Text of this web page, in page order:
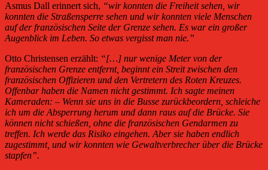
Asmus Dall erinnert sich, “wir konnten die Freiheit sehen, wir
konnten die Straßensperre sehen und wir konnten viele Menschen
auf der französischen Seite der Grenze sehen. Es war ein großer
Augenblick im Leben. So etwas vergisst man nie.”
Otto Christensen erzählt: “[…] nur wenige Meter von der
französischen Grenze entfernt, beginnt ein Streit zwischen den
französischen Offizieren und den Vertretern des Roten Kreuzes.
Offenbar haben die Namen nicht gestimmt. Ich sagte meinen
Kameraden: – Wenn sie uns in die Busse zurückbeordern, schleiche
ich um die Absperrung herum und dann raus auf die Brücke. Sie
können nicht schießen, ohne die französischen Gendarmen zu
treffen. Ich werde das Risiko eingehen. Aber sie haben endlich
zugestimmt, und wir konnten wie Gewaltverbrecher über die Brücke
stapfen”.